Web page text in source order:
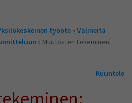
työote » Välineitä
» Muutosten tekeminen:
Kuuntele